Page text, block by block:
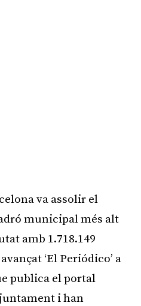
va assolir el
municipal més alt
amb 1.718.149
‘El Periódico’ a
publica el portal
i han